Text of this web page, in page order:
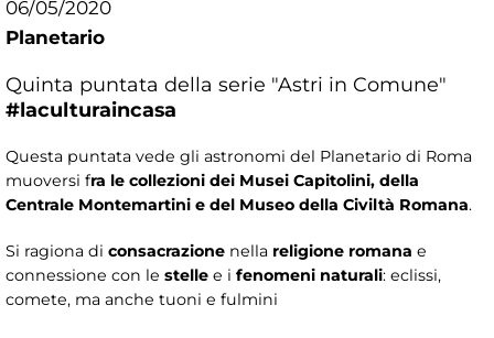
06/05/2020
Planetario
Quinta puntata della serie "Astri in Comune"
#laculturaincasa
Questa puntata vede gli astronomi del Planetario di Roma
muoversi fra le collezioni dei Musei Capitolini, della
Centrale Montemartini e del Museo della Civiltà Romana.
Si ragiona di consacrazione nella religione romana e
connessione con le stelle e i fenomeni naturali: eclissi,
comete, ma anche tuoni e fulmini